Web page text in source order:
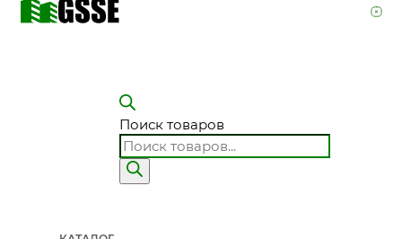
Поиск товаров